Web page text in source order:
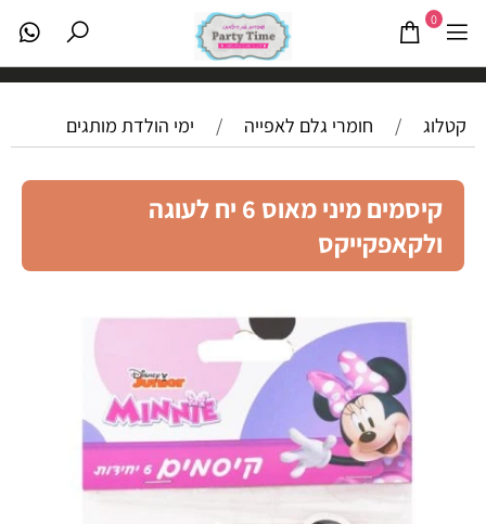
0
קטלוג / חומרי גלם לאפייה / ימי הולדת מותגים
קיסמים מיני מאוס 6 יח לעוגה
ולקאפקייקס